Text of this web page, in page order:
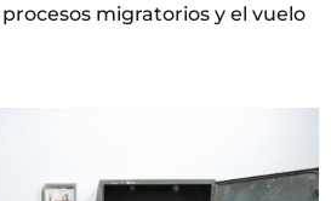
migratorios y el vuelo